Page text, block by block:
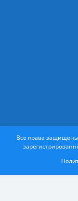
Все права